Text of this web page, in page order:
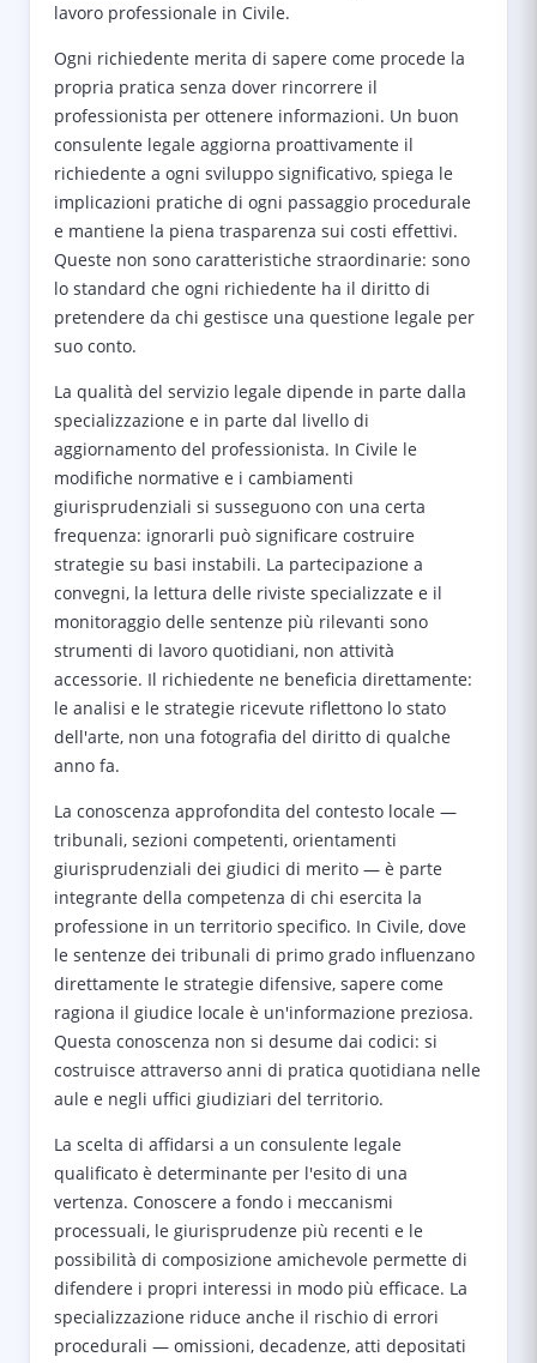
lavoro professionale in Civile.
Ogni richiedente merita di sapere come procede la
propria pratica senza dover rincorrere il
professionista per ottenere informazioni. Un buon
consulente legale aggiorna proattivamente il
richiedente a ogni sviluppo significativo, spiega le
implicazioni pratiche di ogni passaggio procedurale
e mantiene la piena trasparenza sui costi effettivi.
Queste non sono caratteristiche straordinarie: sono
lo standard che ogni richiedente ha il diritto di
pretendere da chi gestisce una questione legale per
suo conto.
La qualità del servizio legale dipende in parte dalla
specializzazione e in parte dal livello di
aggiornamento del professionista. In Civile le
modifiche normative e i cambiamenti
giurisprudenziali si susseguono con una certa
frequenza: ignorarli può significare costruire
strategie su basi instabili. La partecipazione a
convegni, la lettura delle riviste specializzate e il
monitoraggio delle sentenze più rilevanti sono
strumenti di lavoro quotidiani, non attività
accessorie. Il richiedente ne beneficia direttamente:
le analisi e le strategie ricevute riflettono lo stato
dell'arte, non una fotografia del diritto di qualche
anno fa.
La conoscenza approfondita del contesto locale —
tribunali, sezioni competenti, orientamenti
giurisprudenziali dei giudici di merito — è parte
integrante della competenza di chi esercita la
professione in un territorio specifico. In Civile, dove
le sentenze dei tribunali di primo grado influenzano
direttamente le strategie difensive, sapere come
ragiona il giudice locale è un'informazione preziosa.
Questa conoscenza non si desume dai codici: si
costruisce attraverso anni di pratica quotidiana nelle
aule e negli uffici giudiziari del territorio.
La scelta di affidarsi a un consulente legale
qualificato è determinante per l'esito di una
vertenza. Conoscere a fondo i meccanismi
processuali, le giurisprudenze più recenti e le
possibilità di composizione amichevole permette di
difendere i propri interessi in modo più efficace. La
specializzazione riduce anche il rischio di errori
procedurali — omissioni, decadenze, atti depositati